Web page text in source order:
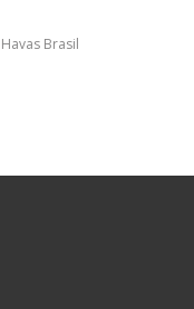
Havas Brasil